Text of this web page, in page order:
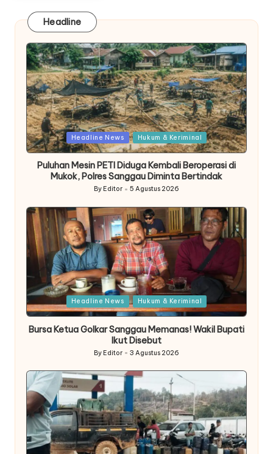
Headline
Posted
in
Headline News Hukum & Keriminal
Puluhan Mesin PETI Diduga Kembali Beroperasi di
Mukok, Polres Sanggau Diminta Bertindak
Posted
By Editor 5 Agustus 2026
in
Headline News Hukum & Keriminal
Bursa Ketua Golkar Sanggau Memanas! Wakil Bupati
Ikut Disebut
Posted
By Editor 3 Agustus 2026